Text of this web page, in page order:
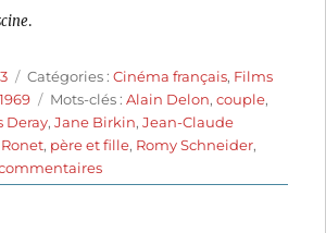
.
Catégories
Catégories :Cinéma français, Films
Étiquettes
Mots-clés :Alain Delon,couple,
Deray,Jane Birkin,Jean-Claude
, père et fille, Romy Schneider,
sur
La